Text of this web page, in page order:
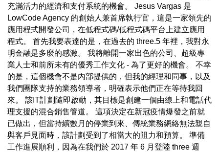
充滿活力的經濟和支付系統的機會。 Jesus Vargas 是
LowCode Agency 的創始人兼首席執行官，這是一家領先的
應用程式開發公司，在低程式碼/低程式碼平台上建立應用
程式。 首先我要表達的是，在過去的 three.5 年裡，我對永
明金融是多麼的感激。 我將離開一家出色的公司、超級專
業人士和前所未有的優秀工作文化 - 為了更好的機會。 不幸
的是，這個機會不是內部提供的，但我的經理和同事，以及
我們團隊支持的業務領導者，明確表示他們正在等待我回
來。 該IT計劃隨即啟動，其目標是創建一個由線上和電話代
理支援的混合銷售管道。 這項決定在新冠疫情爆發之前就
已做出，但當持續數月的停業到來、傳統業務網絡無法親自
與客戶見面時，該計劃受到了相當大的阻力和預算。 準備
工作進展順利，因為在我們於 2017 年 6 月登陸 three 週